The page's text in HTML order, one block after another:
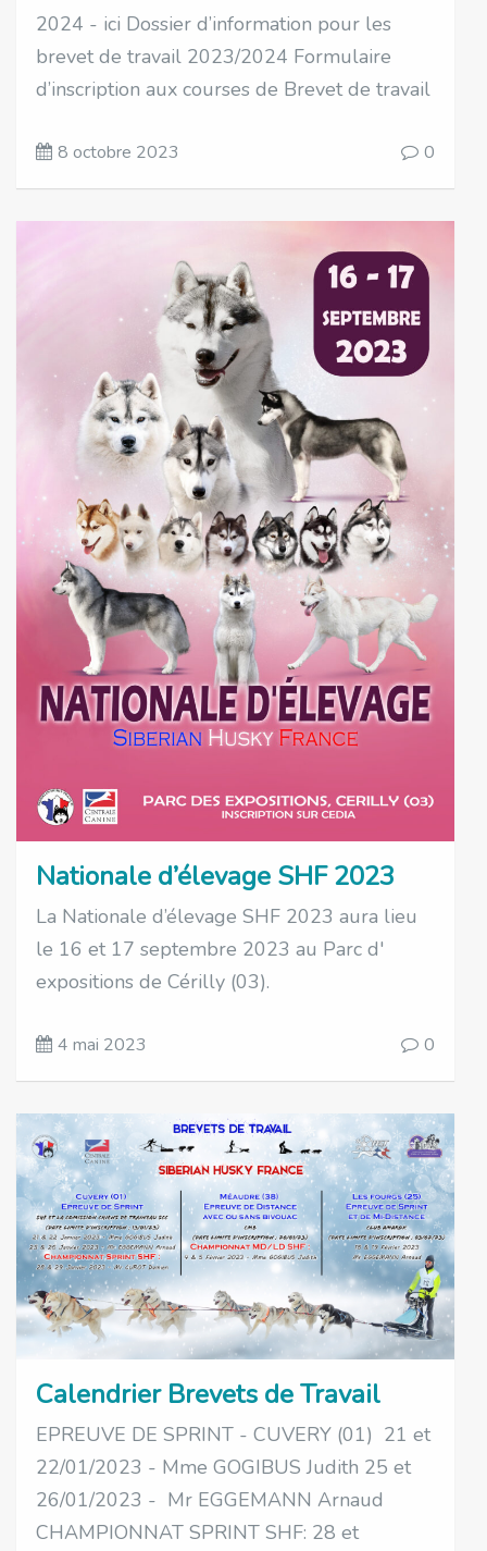
2024 - ici Dossier d’information pour les
brevet de travail 2023/2024 Formulaire
d’inscription aux courses de Brevet de travail
8 octobre 2023 0
Nationale d’élevage SHF 2023
La Nationale d’élevage SHF 2023 aura lieu
le 16 et 17 septembre 2023 au Parc d'
expositions de Cérilly (03).
4 mai 2023 0
Calendrier Brevets de Travail
EPREUVE DE SPRINT - CUVERY (01) 21 et
22/01/2023 - Mme GOGIBUS Judith 25 et
26/01/2023 - Mr EGGEMANN Arnaud
CHAMPIONNAT SPRINT SHF: 28 et